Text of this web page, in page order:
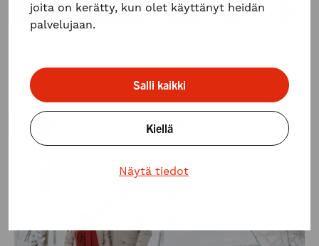
joita on kerätty, kun olet käyttänyt heidän
palvelujaan.
Salli kaikki
Kiellä
Näytä tiedot
Vinkkejä etujesi käyttöön: liikunta- ja kulttuurietu